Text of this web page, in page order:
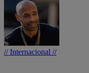
// Internacional //